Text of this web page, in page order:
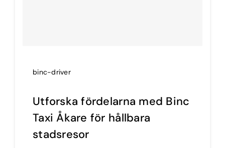
binc-driver
Utforska fördelarna med Binc
Taxi Åkare för hållbara
stadsresor